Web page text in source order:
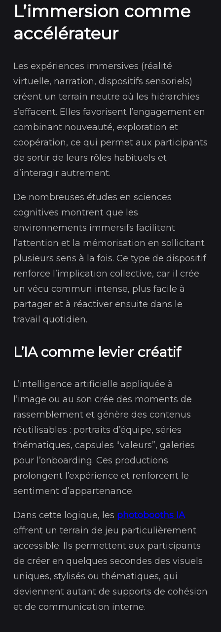
L’immersion comme
accélérateur
Les expériences immersives (réalité
virtuelle, narration, dispositifs sensoriels)
créent un terrain neutre où les hiérarchies
s’effacent. Elles favorisent l’engagement en
combinant nouveauté, exploration et
coopération, ce qui permet aux participants
de sortir de leurs rôles habituels et
d’interagir autrement.
De nombreuses études en sciences
cognitives montrent que les
environnements immersifs facilitent
l’attention et la mémorisation en sollicitant
plusieurs sens à la fois. Ce type de dispositif
renforce l’implication collective, car il crée
un vécu commun intense, plus facile à
partager et à réactiver ensuite dans le
travail quotidien.
L’IA comme levier créatif
L’intelligence artificielle appliquée à
l’image ou au son crée des moments de
rassemblement et génère des contenus
réutilisables : portraits d’équipe, séries
thématiques, capsules “valeurs”, galeries
pour l’onboarding. Ces productions
prolongent l’expérience et renforcent le
sentiment d’appartenance.
Dans cette logique, les photobooths IA
offrent un terrain de jeu particulièrement
accessible. Ils permettent aux participants
de créer en quelques secondes des visuels
uniques, stylisés ou thématiques, qui
deviennent autant de supports de cohésion
et de communication interne.